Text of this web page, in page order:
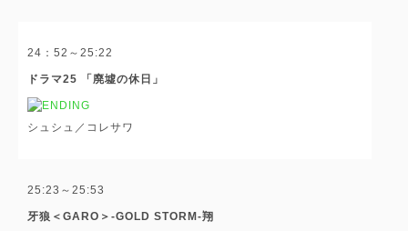
24：52～25:22
ドラマ25 「廃墟の休日」
シュシュ／コレサワ
25:23～25:53
牙狼＜GARO＞-GOLD STORM-翔